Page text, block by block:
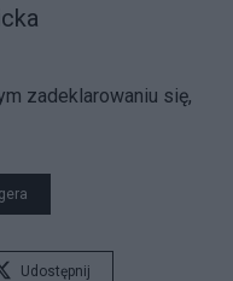
zadeklarowaniu się,
Udostępnij